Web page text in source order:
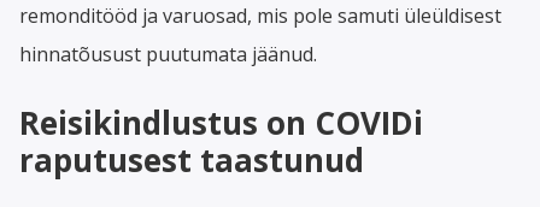
remonditööd ja varuosad, mis pole samuti üleüldisest
hinnatõusust puutumata jäänud.
Reisikindlustus on COVIDi
raputusest taastunud